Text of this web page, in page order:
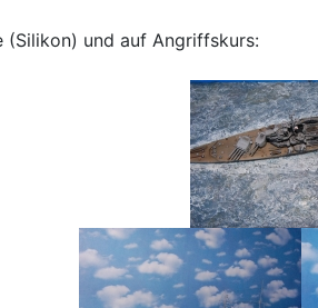
(Silikon) und auf Angriffskurs: